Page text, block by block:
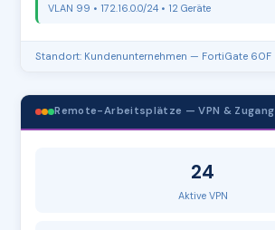
VLAN 99 • 172.16.0.0/24 • 12 Geräte
Standort: Kundenunternehmen — FortiGate 60F
Remote-Arbeitsplätze — VPN & Zugang
24
Aktive VPN